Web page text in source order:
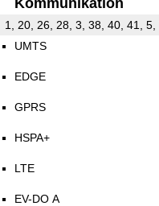
Kommunikation
1, 20, 26, 28, 3, 38, 40, 41, 5,
UMTS
EDGE
GPRS
HSPA+
LTE
EV-DO A